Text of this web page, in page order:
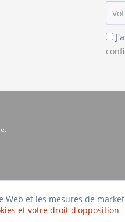
et les mesures de
et votre droit d'opposition